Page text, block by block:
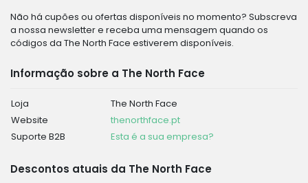
Não há cupões ou ofertas disponíveis no momento? Subscreva
a nossa newsletter e receba uma mensagem quando os
códigos da The North Face estiverem disponíveis.
Informação sobre a The North Face
Loja
The North Face
Website
thenorthface.pt
Suporte B2B
Esta é a sua empresa?
Descontos atuais da The North Face